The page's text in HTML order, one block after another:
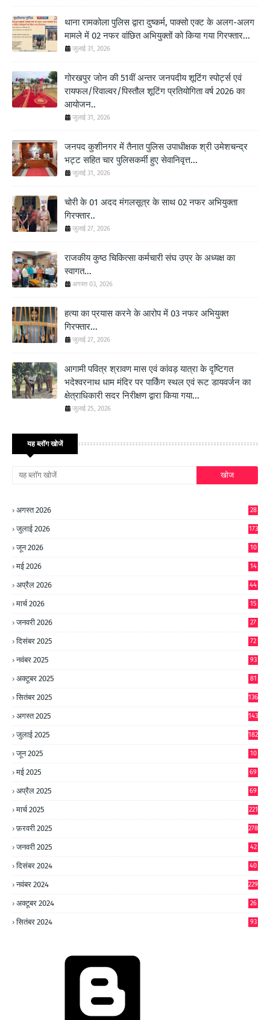
थाना रामकोला पुलिस द्वारा दुष्कर्म, पाक्सो एक्ट के अलग-अलग
मामले में 02 नफर वांछित अभियुक्तों को किया गया गिरफ्तार...
जुलाई 31, 2026
गोरखपुर जोन की 51वीं अन्तर जनपदीय शूटिंग स्पोर्ट्स एवं
रायफल/रिवाल्वर/पिस्तौल शूटिंग प्रतियोगिता वर्ष 2026 का
आयोजन..
जुलाई 31, 2026
जनपद कुशीनगर में तैनात पुलिस उपाधीक्षक श्री उमेशचन्द्र
भट्ट सहित चार पुलिसकर्मी हुए सेवानिवृत्त...
जुलाई 31, 2026
चोरी के 01 अदद मंगलसूत्र के साथ 02 नफर अभियुक्ता
गिरफ्तार..
जुलाई 27, 2026
राजकीय कुष्ठ चिकित्सा कर्मचारी संघ उप्र के अध्यक्ष का
स्वागत...
अगस्त 03, 2026
हत्या का प्रयास करने के आरोप में 03 नफर अभियुक्त
गिरफ्तार...
जुलाई 27, 2026
आगामी पवित्र श्रावण मास एवं कांवड़ यात्रा के दृष्टिगत
भदेश्वरनाथ धाम मंदिर पर पार्किंग स्थल एवं रूट डायवर्जन का
क्षेत्राधिकारी सदर निरीक्षण द्वारा किया गया...
जुलाई 25, 2026
यह ब्लॉग खोजें
अगस्त 2026 28
जुलाई 2026 173
जून 2026
10
मई 2026
14
अप्रैल 2026 44
मार्च 2026 15
जनवरी 2026 27
दिसंबर 2025 72
नवंबर 2025 93
अक्टूबर 2025 81
सितंबर 2025 136
अगस्त 2025 143
जुलाई 2025 182
जून 2025
10
मई 2025 69
अप्रैल 2025 69
मार्च 2025 221
फ़रवरी 2025 278
जनवरी 2025
42
दिसंबर 2024
40
नवंबर 2024 229
अक्टूबर 2024
26
सितंबर 2024 93